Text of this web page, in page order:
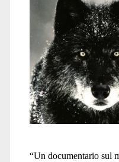
“Un documentario sul